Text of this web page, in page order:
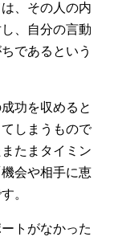
、その人の内
、自分の言動
であるという
功を収めると
しまうもので
たまタイミン
会や相手に恵
。
トがなかった